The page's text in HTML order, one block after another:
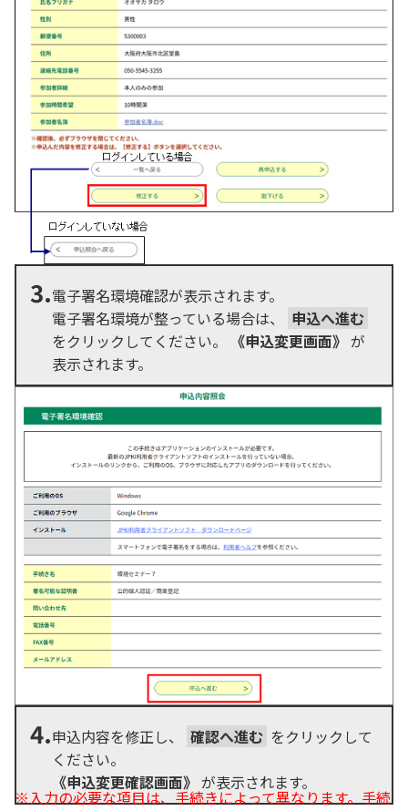
3.電子署名環境確認が表示されます。
電子署名環境が整っている場合は、
申込へ進む
をクリックしてください。
《申込変更画面》 が
表示されます。
4.申込内容を修正し、 確認へ進む をクリックして
ください。
《申込変更確認画面》 が表示されます。
※入力の必要な項目は、手続きによって異なります。手続